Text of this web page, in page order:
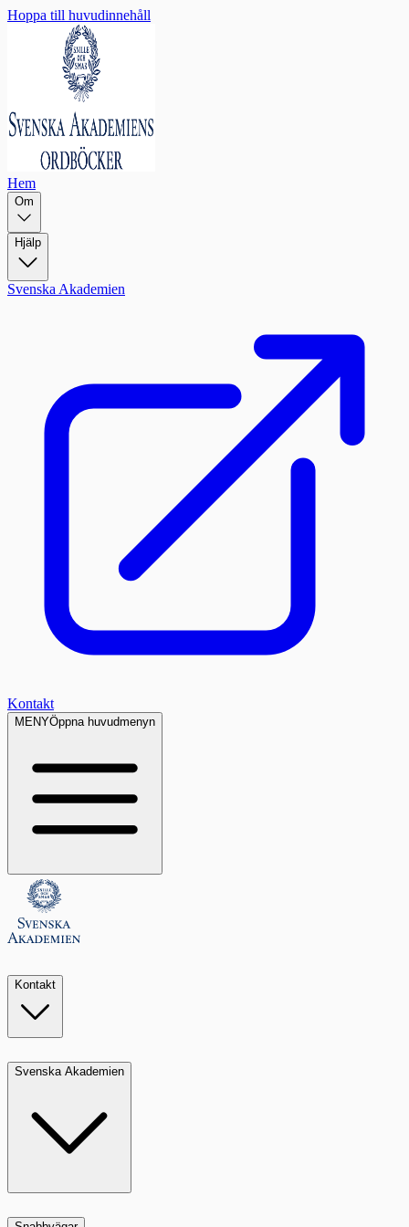
Hoppa till huvudinnehåll
Hem
Om
Hjälp
Svenska Akademien
Kontakt
MENYÖppna huvudmenyn
Kontakt
Svenska Akademien